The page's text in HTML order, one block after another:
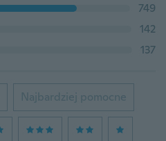
749
142
137
Najbardziej pomocne